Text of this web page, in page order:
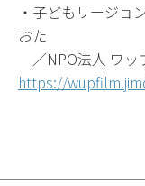
・子どもリージョ
おた
／NPO法人 ワッ
https://